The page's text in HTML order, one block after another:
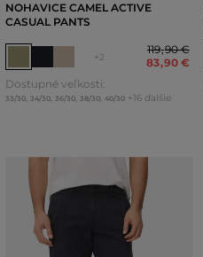
NOHAVICE CAMEL ACTIVE
CASUAL PANTS
+2
119,90 €
83,90 €
Dostupné veľkosti:
33/30, 34/30, 36/30, 38/30, 40/30 +16 ďalšie